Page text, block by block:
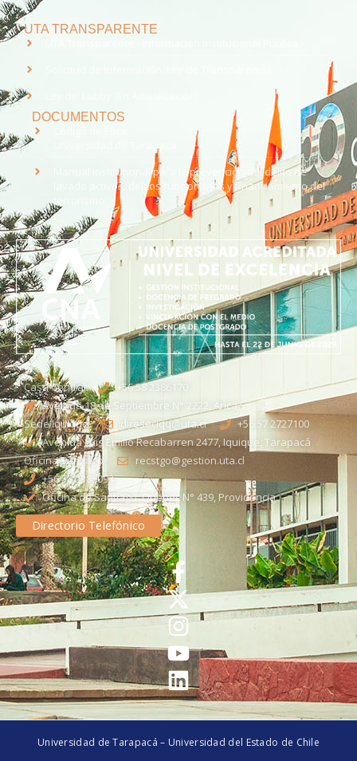
UTA TRANSPARENTE
DOCUMENTOS
Universidad de Tarapacá
Manual institucional para la prevención del delito de
lavado activos, delitos funcionarios y financiamiento del
terrorismo
Casa Central
+56 58 2386170
Avenida 18 de Septiembre N° 2222, Arica
Sede Iquique
direseciqq@uta.cl
+56 57 2727100​
Avenida Luis Emilio Recabarren 2477, Iquique, Tarapacá
Oficina Santiago
recstgo@gestion.uta.cl
+56 58 2386093
Oficina de Santiago: Quebec N° 439, Providencia
Directorio Telefónico
Universidad de Tarapacá – Universidad del Estado de Chile